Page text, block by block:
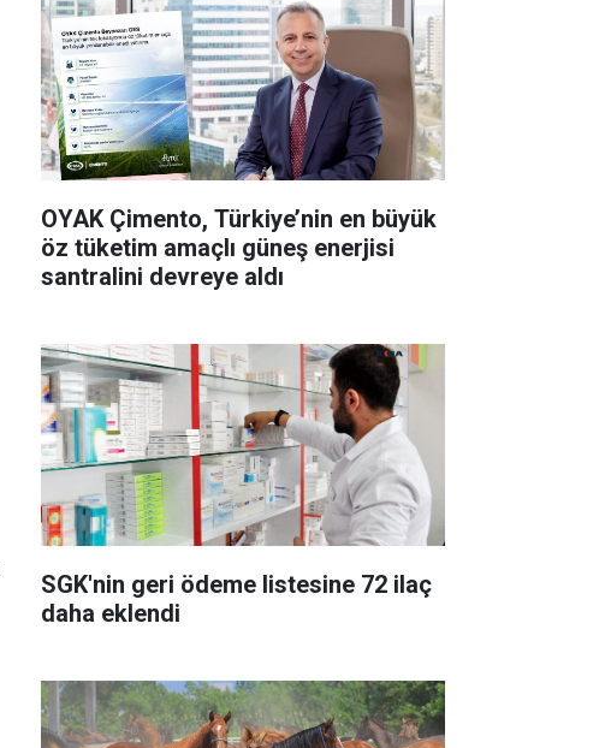
OYAK Çimento, Türkiye’nin en büyük
öz tüketim amaçlı güneş enerjisi
santralini devreye aldı
SGK'nin geri ödeme listesine 72 ilaç
daha eklendi